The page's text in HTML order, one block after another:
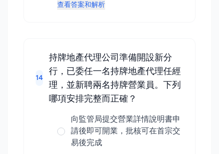
查看答案和解析
14
持牌地產代理公司準備開設新分
行，已委任一名持牌地產代理任經
理，並新聘兩名持牌營業員。下列
哪項安排完整而正確？
向監管局提交營業詳情說明書申
請後即可開業，批核可在首宗交
易後完成